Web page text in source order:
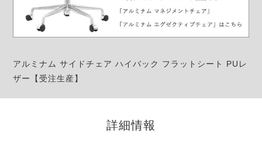
アルミナム サイドチェア ハイバック フラットシート PUレ
ザー【受注生産】
詳細情報